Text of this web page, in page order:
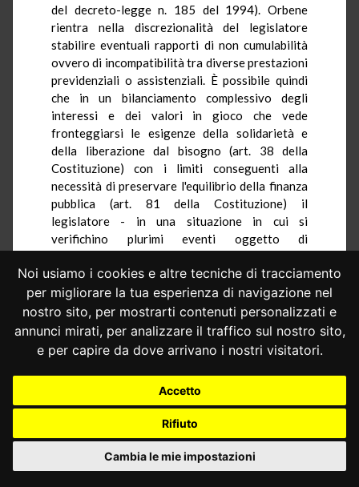
Noi usiamo i cookies e altre tecniche di tracciamento
per migliorare la tua esperienza di navigazione nel
nostro sito, per mostrarti contenuti personalizzati e
annunci mirati, per analizzare il traffico sul nostro sito,
e per capire da dove arrivano i nostri visitatori.
Accetto
Rifiuto
Cambia le mie impostazioni
del decreto-legge n. 185 del 1994). Orbene
rientra nella discrezionalità del legislatore
stabilire eventuali rapporti di non cumulabilità
ovvero di incompatibilità tra diverse prestazioni
previdenziali o assistenziali. È possibile quindi
che in un bilanciamento complessivo degli
interessi e dei valori in gioco che vede
fronteggiarsi le esigenze della solidarietà e
della liberazione dal bisogno (art. 38 della
Costituzione) con i limiti conseguenti alla
necessità di preservare l'equilibrio della finanza
pubblica (art. 81 della Costituzione) il
legislatore - in una situazione in cui si
verifichino plurimi eventi oggetto di
l'attribuzione di un unico trattamento
previdenziale al fine di garantire al lavoratore
assicurato mezzi adeguati alle esigenze di vita
sue e della sua famiglia. Questa concentrazione
dell'intervento del sistema di sicurezza sociale in
un'unica prestazione deve però soddisfare il
principio di eguaglianza e di ragionevolezza (art.
3 della Costituzione) non potendo
plurimi eventi pregiudizievoli si trova esposto
ad una situazione di bisogno maggiore di chi ne
subisce uno solo e quindi il primo non potrà,